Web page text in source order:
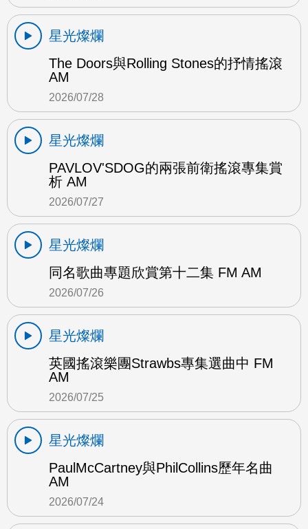
星光燦爛
The Doors與Rolling Stones的抒情搖滾
AM
2026/07/28
星光燦爛
PAVLOV'SDOG的兩張前衛搖滾專集賞
析 AM
2026/07/27
星光燦爛
同名歌曲專題欣賞第十二集 FM AM
2026/07/26
星光燦爛
英國搖滾樂團Strawbs專集選曲中 FM
AM
2026/07/25
星光燦爛
PaulMcCartney與PhilCollins歷年名曲
AM
2026/07/24